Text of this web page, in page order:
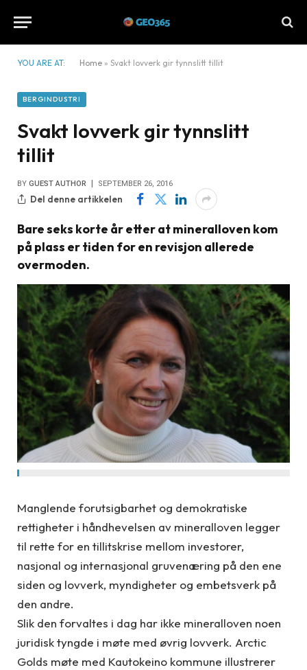
YOU ARE AT: Home » Svakt lovverk gir tynnslitt tillit
BERGINDUSTRI
Svakt lovverk gir tynnslitt
tillit
BY GUEST AUTHOR SEPTEMBER 26, 2016
Del denne artikkelen
Bare seks korte år etter at mineralloven kom
på plass er tiden for en revisjon allerede
overmoden.
Manglende forutsigbarhet og demokratiske
rettigheter i håndhevelsen av mineralloven legger
til rette for en tillitskrise mellom investorer,
nasjonal og internasjonal gruvenæring på den ene
siden og lovverk, myndigheter og embetsverk på
den andre.
Slik den forvaltes i dag har ikke mineralloven noen
juridisk tyngde i møte med øvrig lovverk. Arctic
Golds møte med Kautokeino kommune illustrerer